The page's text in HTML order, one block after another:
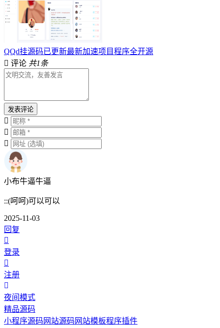
QQd挂源码已更新最新加速项目程序全开源
评论 共1条
发表评论
小布牛逼牛逼
::(呵呵)可以可以
2025-11-03
回复
登录
注册
夜间模式
精品源码
小程序源码 网站源码 网站模板程序插件